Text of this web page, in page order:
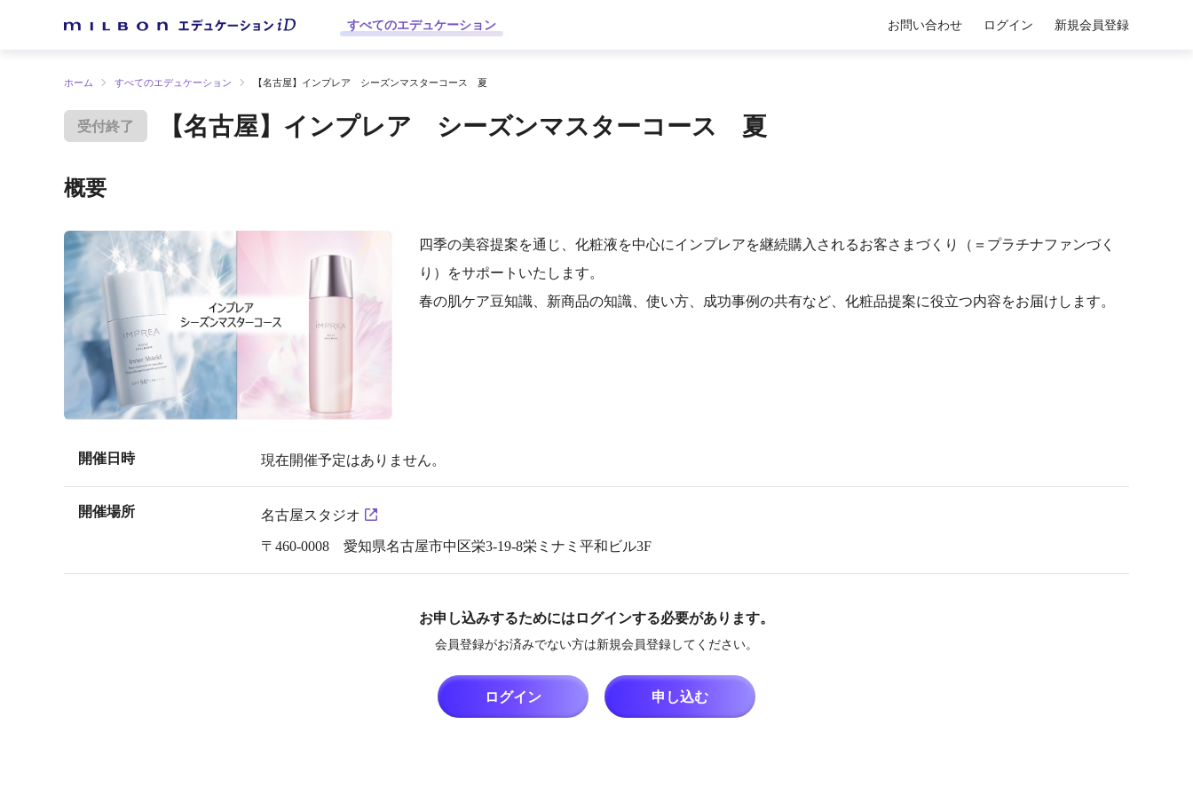
すべてのエデュケーション お問い合わせ ログイン 新規会員登録
ホーム すべてのエデュケーション 【名古屋】インプレア シーズンマスターコース 夏
受付終了 【名古屋】インプレア シーズンマスターコース 夏
概要
四季の美容提案を通じ、化粧液を中心にインプレアを継続購入されるお客さまづくり（＝プラチナファンづく
り）をサポートいたします。
春の肌ケア豆知識、新商品の知識、使い方、成功事例の共有など、化粧品提案に役立つ内容をお届けします。
開催日時 現在開催予定はありません。
開催場所 名古屋スタジオ
〒460-0008 愛知県名古屋市中区栄3-19-8栄ミナミ平和ビル3F
お申し込みするためにはログインする必要があります。
会員登録がお済みでない方は新規会員登録してください。
ログイン 申し込む